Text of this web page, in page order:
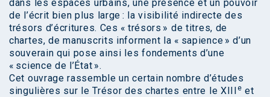
dans les espaces urbains, une présence et un pouvoir
de l’écrit bien plus large : la visibilité indirecte des
trésors d’écritures. Ces « trésors » de titres, de
chartes, de manuscrits informent la « sapience » d’un
souverain qui pose ainsi les fondements d’une
« science de l’État ».
Cet ouvrage rassemble un certain nombre d’études
singulières sur le Trésor des chartes entre le XIII
e et